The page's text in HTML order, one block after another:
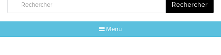
Rechercher
Menu